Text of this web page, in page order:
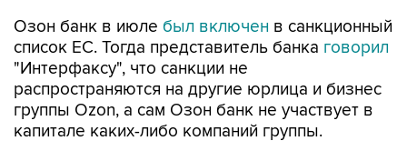
Озон банк в июле был включен в санкционный
список ЕС. Тогда представитель банка говорил
"Интерфаксу", что санкции не
распространяются на другие юрлица и бизнес
группы Ozon, а сам Озон банк не участвует в
капитале каких-либо компаний группы.